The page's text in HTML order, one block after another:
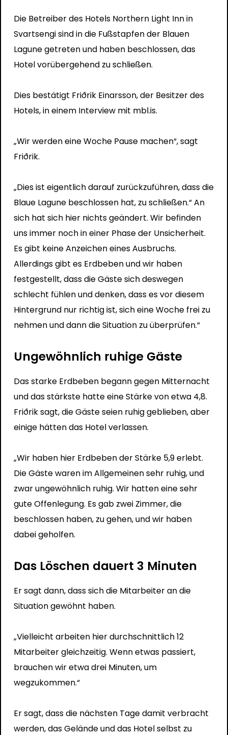
Die Betreiber des Hotels Northern Light Inn in
Svartsengi sind in die Fußstapfen der Blauen
Lagune getreten und haben beschlossen, das
Hotel vorübergehend zu schließen.
Dies bestätigt Friðrik Einarsson, der Besitzer des
Hotels, in einem Interview mit mbl.is.
„Wir werden eine Woche Pause machen“, sagt
Friðrik.
„Dies ist eigentlich darauf zurückzuführen, dass die
Blaue Lagune beschlossen hat, zu schließen.“ An
sich hat sich hier nichts geändert. Wir befinden
uns immer noch in einer Phase der Unsicherheit.
Es gibt keine Anzeichen eines Ausbruchs.
Allerdings gibt es Erdbeben und wir haben
festgestellt, dass die Gäste sich deswegen
schlecht fühlen und denken, dass es vor diesem
Hintergrund nur richtig ist, sich eine Woche frei zu
nehmen und dann die Situation zu überprüfen.“
Ungewöhnlich ruhige Gäste
Das starke Erdbeben begann gegen Mitternacht
und das stärkste hatte eine Stärke von etwa 4,8.
Friðrik sagt, die Gäste seien ruhig geblieben, aber
einige hätten das Hotel verlassen.
„Wir haben hier Erdbeben der Stärke 5,9 erlebt.
Die Gäste waren im Allgemeinen sehr ruhig, und
zwar ungewöhnlich ruhig. Wir hatten eine sehr
gute Offenlegung. Es gab zwei Zimmer, die
beschlossen haben, zu gehen, und wir haben
dabei geholfen.
Das Löschen dauert 3 Minuten
Er sagt dann, dass sich die Mitarbeiter an die
Situation gewöhnt haben.
„Vielleicht arbeiten hier durchschnittlich 12
Mitarbeiter gleichzeitig. Wenn etwas passiert,
brauchen wir etwa drei Minuten, um
wegzukommen.“
Er sagt, dass die nächsten Tage damit verbracht
werden, das Gelände und das Hotel selbst zu